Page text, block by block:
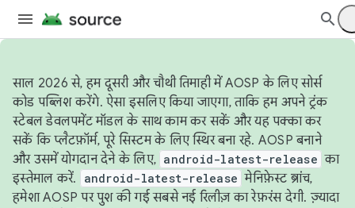
साल 2026 से, हम दूसरी और चौथी तिमाही में AOSP के लिए सोर्स
कोड पब्लिश करेंगे. ऐसा इसलिए किया जाएगा, ताकि हम अपने ट्रंक
स्टेबल डेवलपमेंट मॉडल के साथ काम कर सकें और यह पक्का कर
सकें कि प्लैटफ़ॉर्म, पूरे सिस्टम के लिए स्थिर बना रहे. AOSP बनाने
और उसमें योगदान देने के लिए, android-latest-release का
इस्तेमाल करें.
android-latest-release मेनिफ़ेस्ट ब्रांच,
हमेशा AOSP पर पुश की गई सबसे नई रिलीज़ का रेफ़रंस देगी. ज़्यादा